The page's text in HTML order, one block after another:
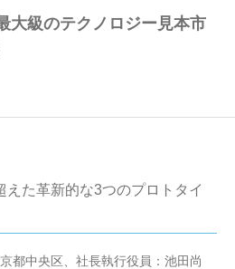
大級のテクノロジー見本市
えた革新的な3つのプロトタイ
都中央区、社長執行役員：池田尚